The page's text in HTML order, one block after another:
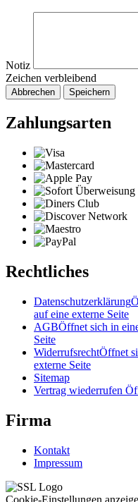
Notiz
Zeichen verbleibend
Abbrechen Speichern
Zahlungsarten
Rechtliches
Datenschutzerklärung
auf eine externe Seite
AGBÖffnet sich in
Seite
WiderrufsrechtÖffnet
externe Seite
Sitemap
Vertrag wiederrufen
Firma
Kontakt
Impressum
Cookie-Einstellungen